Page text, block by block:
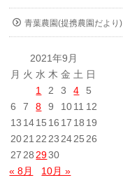
青葉農園(提携農園だより)
2021年9月
月 火 水 木 金 土 日
1
2 3 4
5
6
7 8 9 1011 12
13 1415 16 17 18 19
2021 22 23 2425 26
27 28 2930
« 8月
10月 »